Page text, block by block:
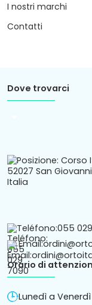
I nostri marchi
Contatti
Dove trovarci
Teléfono:055
Email:
Orario di
Lunedì a